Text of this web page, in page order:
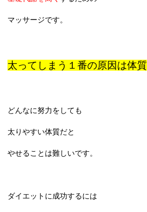
マッサージです。
太ってしまう１番の原因は体質
どんなに努力をしても
太りやすい体質だと
やせることは難しいです。
ダイエットに成功するには